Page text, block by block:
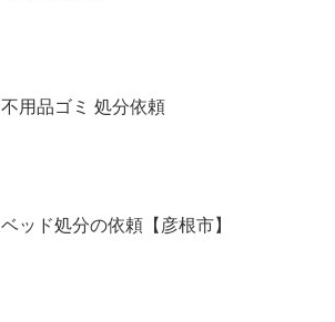
不用品ゴミ 処分依頼
ベッド処分の依頼【彦根市】